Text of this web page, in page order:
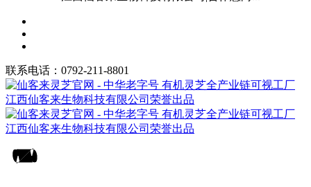
联系电话：0792-211-8801